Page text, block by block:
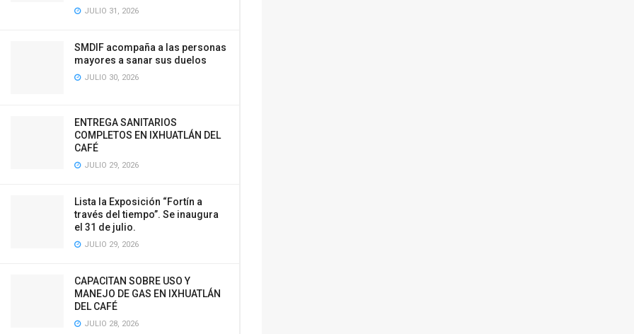
JULIO 31, 2026
SMDIF acompaña a las personas
mayores a sanar sus duelos
JULIO 30, 2026
ENTREGA SANITARIOS
COMPLETOS EN IXHUATLÁN DEL
CAFÉ
JULIO 29, 2026
Lista la Exposición “Fortín a
través del tiempo”. Se inaugura
el 31 de julio.
JULIO 29, 2026
CAPACITAN SOBRE USO Y
MANEJO DE GAS EN IXHUATLÁN
DEL CAFÉ
JULIO 28, 2026